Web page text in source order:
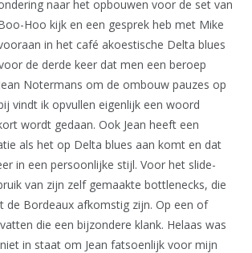
naar het opbouwen voor de set van
Hoo kijk en een gesprek heb met Mike
in het café akoestische Delta blues
de derde keer dat men een beroep
Notermans om de ombouw pauzes op
vindt ik opvullen eigenlijk een woord
wordt gedaan. Ook Jean heeft een
als het op Delta blues aan komt en dat
in een persoonlijke stijl. Voor het slide-
van zijn zelf gemaakte bottlenecks, die
de Bordeaux afkomstig zijn. Op een of
die een bijzondere klank. Helaas was
in staat om Jean fatsoenlijk voor mijn